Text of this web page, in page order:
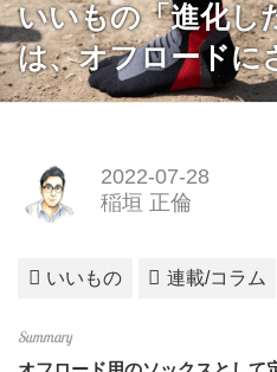
いいもの「進化し
は、オフロードに
2022-07-28
稲垣 正倫
いいもの 連載/コラム